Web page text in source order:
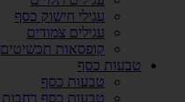
עגילי חישוק כסף
עגילים צמודים
קופסאות תכשיטים
טבעות כסף
טבעות כסף
טבעות כסף רחבות